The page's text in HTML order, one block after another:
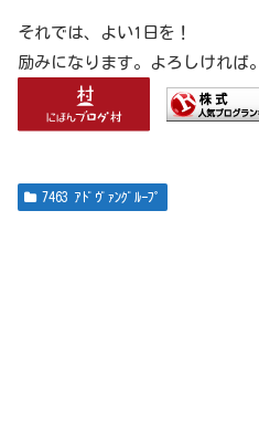
それでは、よい1日を！
励みになります。よろしければ。
7463 ｱﾄﾞｳﾞｧﾝｸﾞﾙｰﾌﾟ